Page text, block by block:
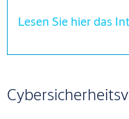
Lesen Sie hier das